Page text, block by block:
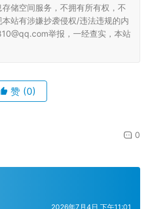
储空间服务，不拥有所有权，不
站有涉嫌抄袭侵权/违法违规的内
举报，一经查实，本站
赞 (0)
0
2026年7月4日 下午11:01